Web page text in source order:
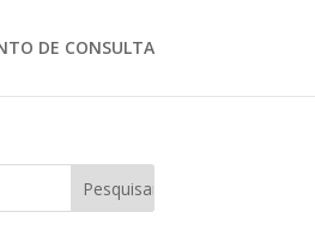
DE CONSULTA